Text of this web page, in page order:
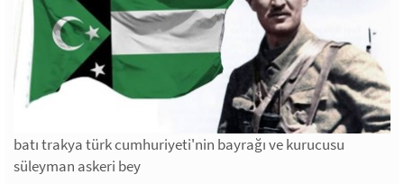
batı trakya türk cumhuriyeti'nin bayrağı ve kurucusu
süleyman askeri bey